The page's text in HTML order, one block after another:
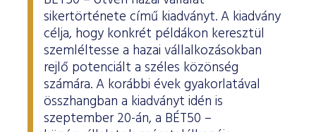
sikertörténete című kiadványt. A kiadvány
célja, hogy konkrét példákon keresztül
szemléltesse a hazai vállalkozásokban
rejlő potenciált a széles közönség
számára. A korábbi évek gyakorlatával
összhangban a kiadványt idén is
szeptember 20-án, a BÉT50 –